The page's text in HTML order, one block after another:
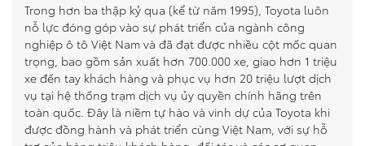
Trong hơn ba thập kỷ qua (kể từ năm 1995), Toyota luôn
nỗ lực đóng góp vào sự phát triển của ngành công
nghiệp ô tô Việt Nam và đã đạt được nhiều cột mốc quan
trọng, bao gồm sản xuất hơn 700.000 xe, giao hơn 1 triệu
xe đến tay khách hàng và phục vụ hơn 20 triệu lượt dịch
vụ tại hệ thống trạm dịch vụ ủy quyền chính hãng trên
toàn quốc. Đây là niềm tự hào và vinh dự của Toyota khi
được đồng hành và phát triển cùng Việt Nam, với sự hỗ